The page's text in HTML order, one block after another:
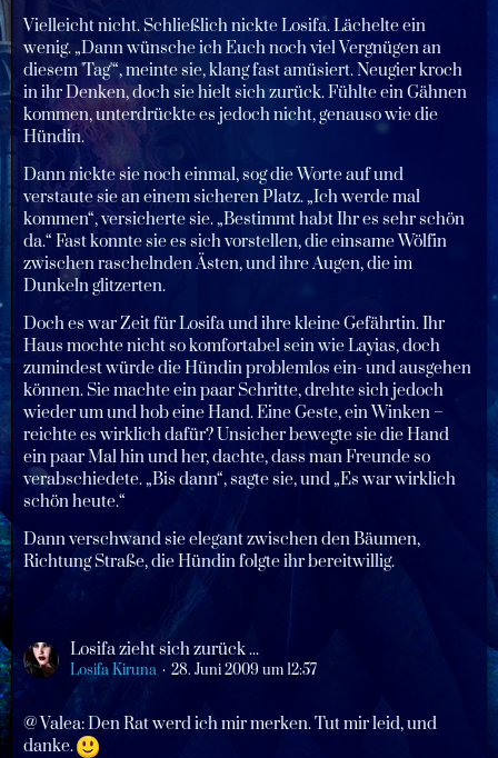
Vielleicht nicht. Schließlich nickte Losifa. Lächelte ein
wenig. „Dann wünsche ich Euch noch viel Vergnügen an
diesem 'Tag'“, meinte sie, klang fast amüsiert. Neugier kroch
in ihr Denken, doch sie hielt sich zurück. Fühlte ein Gähnen
kommen, unterdrückte es jedoch nicht, genauso wie die
Hündin.
Dann nickte sie noch einmal, sog die Worte auf und
verstaute sie an einem sicheren Platz. „Ich werde mal
kommen“, versicherte sie. „Bestimmt habt Ihr es sehr schön
da.“ Fast konnte sie es sich vorstellen, die einsame Wölfin
zwischen raschelnden Ästen, und ihre Augen, die im
Dunkeln glitzerten.
Doch es war Zeit für Losifa und ihre kleine Gefährtin. Ihr
Haus mochte nicht so komfortabel sein wie Layias, doch
zumindest würde die Hündin problemlos ein- und ausgehen
können. Sie machte ein paar Schritte, drehte sich jedoch
wieder um und hob eine Hand. Eine Geste, ein Winken –
reichte es wirklich dafür? Unsicher bewegte sie die Hand
ein paar Mal hin und her, dachte, dass man Freunde so
verabschiedete. „Bis dann“, sagte sie, und „Es war wirklich
schön heute.“
Dann verschwand sie elegant zwischen den Bäumen,
Richtung Straße, die Hündin folgte ihr bereitwillig.
Losifa zieht sich zurück ...
Losifa Kiruna 28. Juni 2009 um 12:57
@ Valea: Den Rat werd ich mir merken. Tut mir leid, und
danke.